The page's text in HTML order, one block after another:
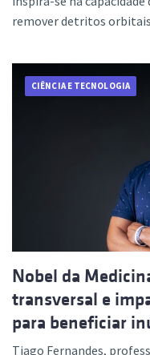
remover detritos
CIÊNCIA E TECNOLOGIA
Nobel da
transversal e
para beneficiar
Tiago Fernandes,